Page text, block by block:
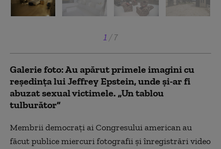
1 /7
Galerie foto: Au apărut primele imagini cu
reședința lui Jeffrey Epstein, unde și-ar fi
abuzat sexual victimele. „Un tablou
tulburător”
Membrii democraţi ai Congresului american au
făcut publice miercuri fotografii şi înregistrări video